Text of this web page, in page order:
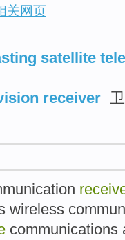
关网页
satellite
receiver
wireless
communications